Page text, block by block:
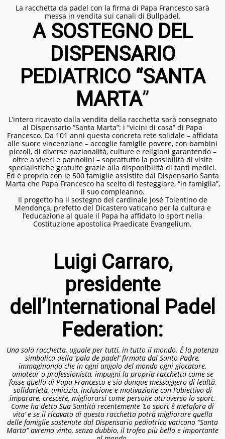
La racchetta da padel con la firma di Papa Francesco sarà
messa in vendita sui canali di Bullpadel.
A SOSTEGNO DEL
DISPENSARIO
PEDIATRICO “SANTA
MARTA”
L’intero ricavato dalla vendita della racchetta sarà consegnato
al Dispensario “Santa Marta”: i “vicini di casa” di Papa
Francesco. Da 101 anni questa concreta rete solidale – affidata
alle suore vincenziane – accoglie famiglie povere, con bambini
piccoli, di diverse nazionalità, culture e religioni garantendo –
oltre a viveri e pannolini – soprattutto la possibilità di visite
specialistiche gratuite grazie alla disponibilità di tanti medici.
Ed è proprio con le 500 famiglie assistite dal Dispensario Santa
Marta che Papa Francesco ha scelto di festeggiare, “in famiglia”,
il suo compleanno.
Il progetto ha il sostegno del cardinale José Tolentino de
Mendonça, prefetto del Dicastero vaticano per la cultura e
l’educazione al quale il Papa ha affidato lo sport nella
Costituzione apostolica Praedicate Evangelium.
Luigi Carraro,
presidente
dell’International Padel
Federation:
Una sola racchetta, uguale per tutti, in tutto il mondo. È la potenza
simbolica della ‘pala de padel’ firmata dal Santo Padre,
immaginando che in ogni angolo del mondo ogni giocatore,
amateur o professionista, impugni la propria racchetta come se
fosse quella di Papa Francesco e sia dunque messaggero di lealtà,
solidarietà, amicizia, inclusione e motivazione con l’obiettivo di
imparare, crescere, migliorarsi come persone attraverso lo sport.
Come ha detto Sua Santità recentemente ‘Lo sport è metafora di
vita’ e se il ricavato di questa racchetta potrà migliorare quella
delle famiglie sostenute dal Dispensario pediatrico vaticano “Santa
Marta” avremo vinto, senza dubbio, il trofeo più bello e importante